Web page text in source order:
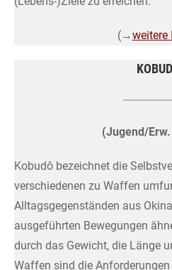
(→weitere
(Jugend/
Kobudô bezeichnet die
verschiedenen zu Waffen
Alltagsgegenständen aus
ausgeführten Bewegungen
durch das Gewicht, die Länge
Waffen sind die